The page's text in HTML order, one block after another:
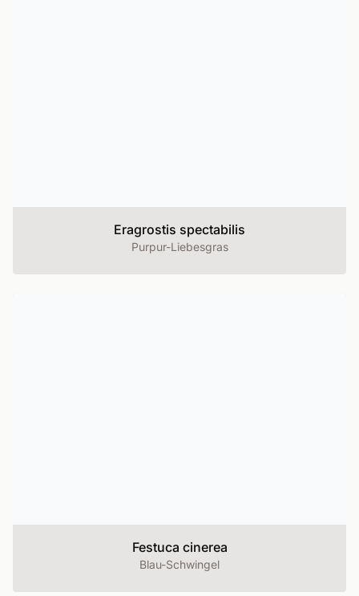
Eragrostis spectabilis
Purpur-Liebesgras
Festuca cinerea
Blau-Schwingel